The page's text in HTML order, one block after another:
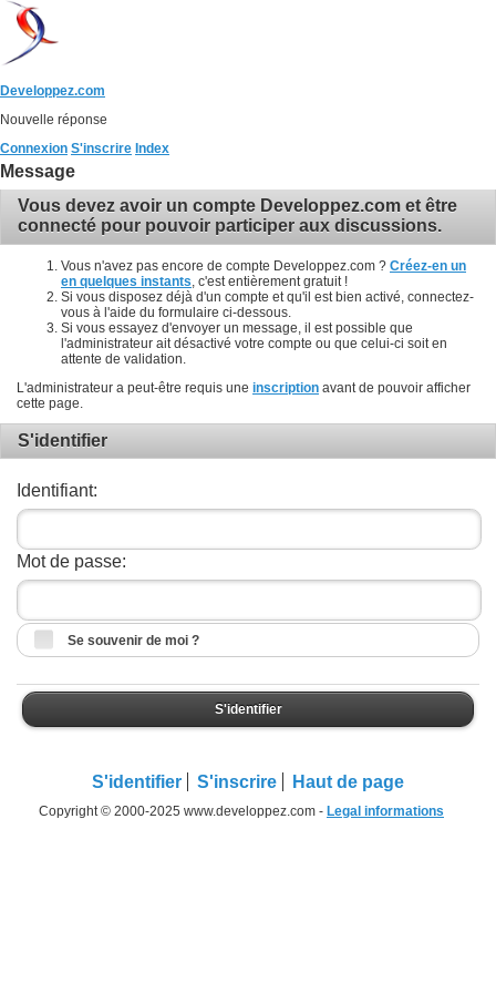
Developpez.com
Nouvelle réponse
Connexion S'inscrire Index
Message
Vous devez avoir un compte Developpez.com et être
connecté pour pouvoir participer aux discussions.
Vous n'avez pas encore de compte Developpez.com ? Créez-en un
en quelques instants , c'est entièrement gratuit !
Si vous disposez déjà d'un compte et qu'il est bien activé, connectez-
vous à l'aide du formulaire ci-dessous.
Si vous essayez d'envoyer un message, il est possible que
l'administrateur ait désactivé votre compte ou que celui-ci soit en
attente de validation.
L'administrateur a peut-être requis une inscription avant de pouvoir afficher
cette page.
S'identifier
Identifiant:
Mot de passe:
Se souvenir de moi ?
S'identifier
S'identifier S'inscrire Haut de page
Copyright © 2000-2025 www.developpez.com - Legal informations